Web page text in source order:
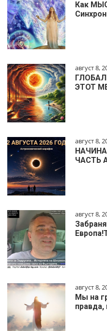
Как
август 8,
ЭТОТ
август 8,
ЧАСТЬ
август 8,
август 8,
Мы на